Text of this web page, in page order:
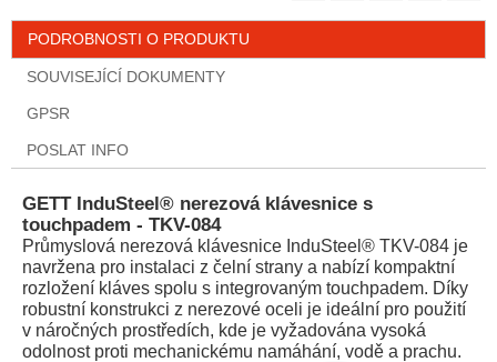
PODROBNOSTI O PRODUKTU
SOUVISEJÍCÍ DOKUMENTY
GPSR
POSLAT INFO
GETT InduSteel® nerezová klávesnice s
touchpadem - TKV-084
Průmyslová nerezová klávesnice InduSteel® TKV-084 je
navržena pro instalaci z čelní strany a nabízí kompaktní
rozložení kláves spolu s integrovaným touchpadem. Díky
robustní konstrukci z nerezové oceli je ideální pro použití
v náročných prostředích, kde je vyžadována vysoká
odolnost proti mechanickému namáhání, vodě a prachu.